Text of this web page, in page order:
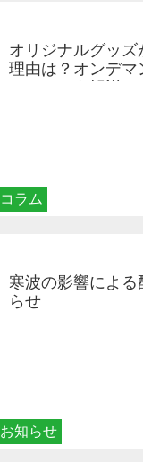
コラム
オリジナルグッ
理由は？オンデマ
お知らせ
寒波の影響によ
らせ